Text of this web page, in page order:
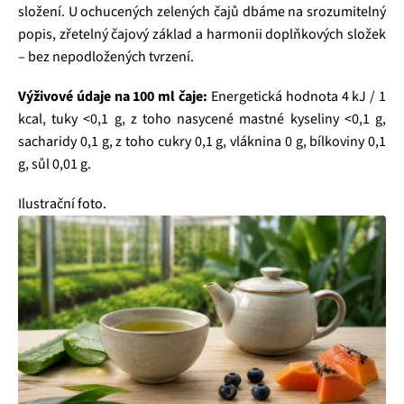
složení. U ochucených zelených čajů dbáme na srozumitelný
popis, zřetelný čajový základ a harmonii doplňkových složek
– bez nepodložených tvrzení.
Výživové údaje na 100 ml čaje: Energetická hodnota 4 kJ / 1
kcal, tuky <0,1 g, z toho nasycené mastné kyseliny <0,1 g,
sacharidy 0,1 g, z toho cukry 0,1 g, vláknina 0 g, bílkoviny 0,1
g, sůl 0,01 g.
Ilustrační foto.